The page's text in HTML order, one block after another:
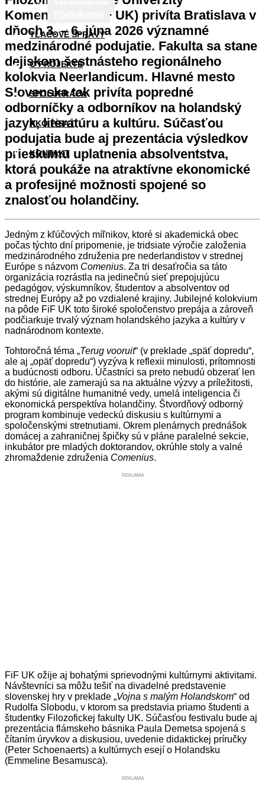
TLAČOVÉ SPRÁVY
O PROJEKTE
SPOLUPRÁCA
AKO PÍSAŤ
KONTAKT
Komenského (FiF UK) privíta Bratislava v
dňoch 3. – 6. júna 2026 významné
medzinárodné podujatie. Fakulta sa stane
dejiskom šestnásteho regionálneho
kolokvia Neerlandicum. Hlavné mesto
Slovenska tak privíta popredné
odborníčky a odborníkov na holandský
jazyk, literatúru a kultúru. Súčasťou
podujatia bude aj prezentácia výsledkov
prieskumu uplatnenia absolventstva,
ktorá poukáže na atraktívne ekonomické
a profesijné možnosti spojené so
znalosťou holandčiny.
Jedným z kľúčových míľnikov, ktoré si akademická obec
počas týchto dní pripomenie, je tridsiate výročie založenia
medzinárodného združenia pre nederlandistov v strednej
Európe s názvom Comenius. Za tri desaťročia sa táto
organizácia rozrástla na jedinečnú sieť prepojujúcu
pedagógov, výskumníkov, študentov a absolventov od
strednej Európy až po vzdialené krajiny. Jubilejné kolokvium
na pôde FiF UK toto široké spoločenstvo prepája a zároveň
podčiarkuje trvalý význam holandského jazyka a kultúry v
nadnárodnom kontexte.
Tohtoročná téma „Terug vooruit“ (v preklade „späť dopredu“,
ale aj „opäť dopredu“) vyzýva k reflexii minulosti, prítomnosti
a budúcnosti odboru. Účastníci sa preto nebudú obzerať len
do histórie, ale zamerajú sa na aktuálne výzvy a príležitosti,
akými sú digitálne humanitné vedy, umelá inteligencia či
ekonomická perspektíva holandčiny. Štvordňový odborný
program kombinuje vedeckú diskusiu s kultúrnymi a
spoločenskými stretnutiami. Okrem plenárnych prednášok
domácej a zahraničnej špičky sú v pláne paralelné sekcie,
inkubátor pre mladých doktorandov, okrúhle stoly a valné
zhromaždenie združenia Comenius.
REKLAMA
FiF UK ožije aj bohatými sprievodnými kultúrnymi aktivitami.
Návštevníci sa môžu tešiť na divadelné predstavenie
slovenskej hry v preklade „Vojna s malým Holandskom“ od
Rudolfa Slobodu, v ktorom sa predstavia priamo študenti a
študentky Filozofickej fakulty UK. Súčasťou festivalu bude aj
prezentácia flámskeho básnika Paula Demetsa spojená s
čítaním úryvkov a diskusiou, uvedenie didaktickej príručky
(Peter Schoenaerts) a kultúrnych esejí o Holandsku
(Emmeline Besamusca).
REKLAMA